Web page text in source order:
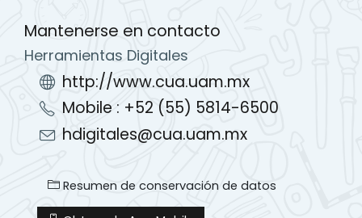
Mantenerse en contacto
Herramientas Digitales
http://www.cua.uam.mx
Mobile : +52 (55) 5814-6500
hdigitales@cua.uam.mx
Resumen de conservación de datos